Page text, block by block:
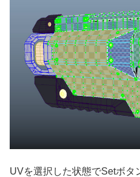
UVを選択した状態でSetボタ